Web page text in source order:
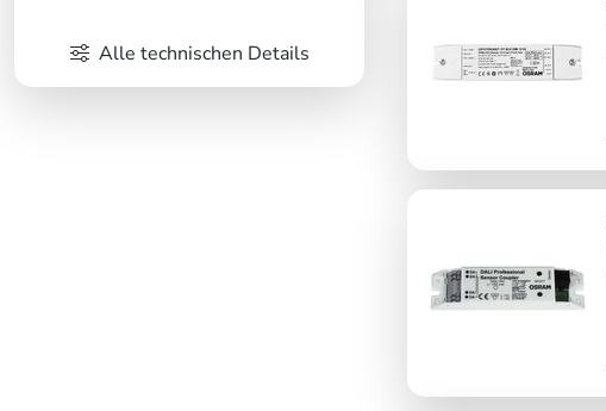
Alle technischen Details